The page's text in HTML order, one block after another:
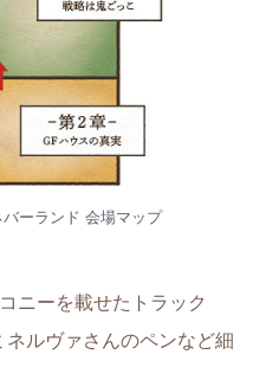
ーランド 会場マップ
ニーを載せたトラック
ルヴァさんのペンなど細